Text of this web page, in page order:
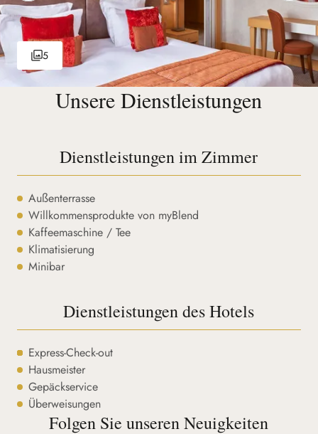
5
Unsere Dienstleistungen
Dienstleistungen im Zimmer
Außenterrasse
Willkommensprodukte von myBlend
Kaffeemaschine / Tee
Klimatisierung
Minibar
Dienstleistungen des Hotels
Express-Check-out
Hausmeister
Gepäckservice
Überweisungen
Folgen Sie unseren Neuigkeiten